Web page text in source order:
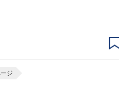
ジ